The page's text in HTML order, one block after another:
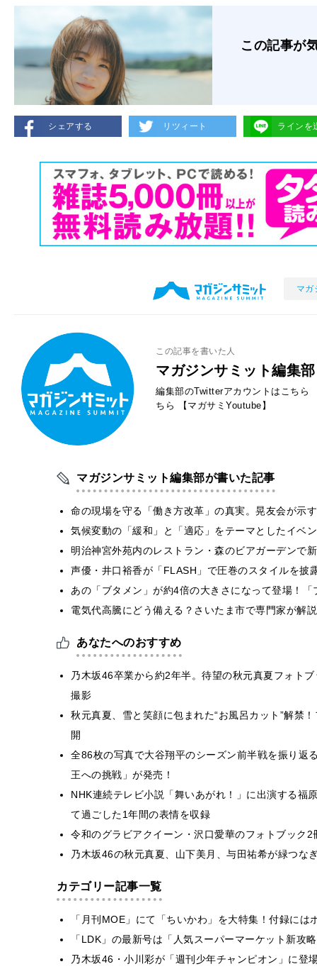
この記事が
シェアする リツィート ラインを
マガ
この記事を書いた人
マガジンサミット編集部
編集部のTwitterアカウントはこちら
ちら
【マガサミYoutube】
マガジンサミット編集部が書いた記事
命の現場を守る「働き方改革」の真実。晃友会が示
気候変動の「緩和」と「適応」をテーマとしたイベ
明治神宮外苑内のレストラン・森のビアガーデンで
声優・井口裕香が「FLASH」で圧巻のスタイルを
あの「ブタメン」が約4倍の大きさになって登場！
電気代高騰にどう備える？さいたま市で専門家が解
あなたへのおすすめ
乃木坂46卒業から約2年半。待望の秋元真夏フォト
撮影
秋元真夏、雪と笑顔に包まれた“お風呂カット”解禁
開
全86枚の写真で大谷翔平のシーズン前半戦を振り返
王への挑戦」が発売！
NHK連続テレビ小説「舞いあがれ！」に出演する福
て過ごした1年間の表情を収録
令和のグラビアクイーン・沢口愛華のフォトブック
乃木坂46の秋元真夏、山下美月、与田祐希が緑つな
カテゴリー記事一覧
「月刊MOE」にて「ちいかわ」を大特集！付録に
「LDK」の最新号は「人気スーパーマーケット新
乃木坂46・小川彩が「週刊少年チャンピオン」に